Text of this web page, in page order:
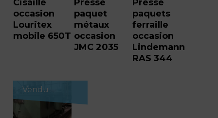
Cisaille
occasion
Louritex
mobile 650T
Presse
paquet
métaux
occasion
JMC 2035
Presse
paquets
ferraille
occasion
Lindemann
RAS 344
Vendu